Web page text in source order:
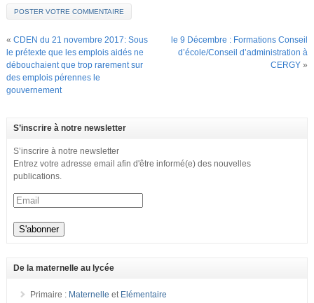
« CDEN du 21 novembre 2017: Sous
le prétexte que les emplois aidés ne
débouchaient que trop rarement sur
des emplois pérennes le
gouvernement
le 9 Décembre : Formations Conseil
d’école/Conseil d’administration à
CERGY »
S’inscrire à notre newsletter
S’inscrire à notre newsletter
Entrez votre adresse email afin d'être informé(e) des nouvelles
publications.
De la maternelle au lycée
Primaire : Maternelle et Elémentaire